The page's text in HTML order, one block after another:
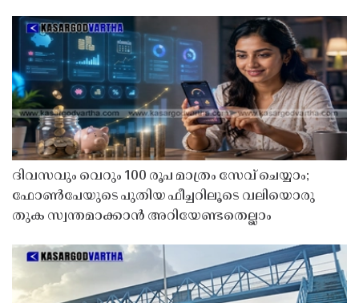
ദിവസവും വെറും 100 രൂപ മാത്രം സേവ് ചെയ്യാം;
ഫോൺപേയുടെ പുതിയ ഫീച്ചറിലൂടെ വലിയൊരു
തുക സ്വന്തമാക്കാൻ അറിയേണ്ടതെല്ലാം